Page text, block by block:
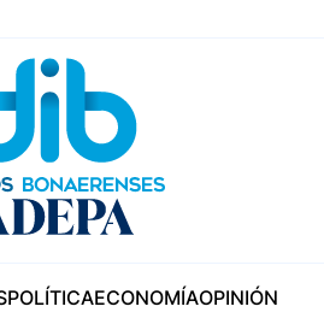
POLÍTICAECONOMÍAOPINIÓN